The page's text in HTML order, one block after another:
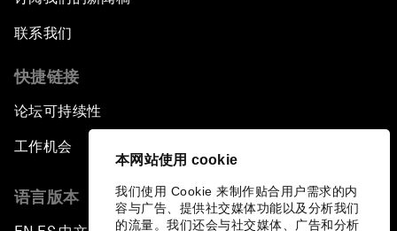
本网站使用 cookie
我们使用 Cookie 来制作贴合用户需求的内
容与广告、提供社交媒体功能以及分析我们
的流量。我们还会与社交媒体、广告和分析
联系我们
快捷链接
论坛可持续性
工作机会
语言版本